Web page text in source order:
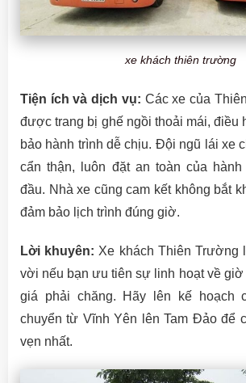
xe khách thiên trường
Tiện ích và dịch vụ: Các xe của
được trang bị ghế ngồi thoải mái, điều
bảo hành trình dễ chịu. Đội ngũ lái xe
cẩn thận, luôn đặt an toàn của
đầu. Nhà xe cũng cam kết không bắt
đảm bảo lịch trình đúng giờ.
Lời khuyên: Xe khách Thiên Trường
vời nếu bạn ưu tiên sự linh hoạt về giờ
giá phải chăng. Hãy lên kế hoạch
chuyển từ Vĩnh Yên lên Tam Đảo để
vẹn nhất.